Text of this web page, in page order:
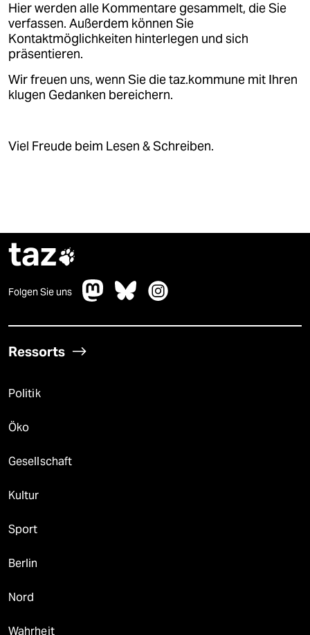
Hier werden alle Kommentare gesammelt, die Sie
verfassen. Außerdem können Sie
Kontaktmöglichkeiten hinterlegen und sich
präsentieren.
Wir freuen uns, wenn Sie die taz.kommune mit Ihren
klugen Gedanken bereichern.
Viel Freude beim Lesen & Schreiben.
taz
Folgen Sie uns
Ressorts
Politik
Öko
Gesellschaft
Kultur
Sport
Berlin
Nord
Wahrheit